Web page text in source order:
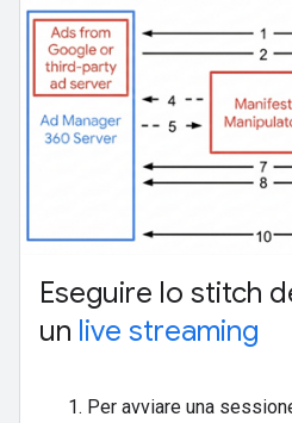
Eseguire lo stitch
un live streaming
Per avviare una